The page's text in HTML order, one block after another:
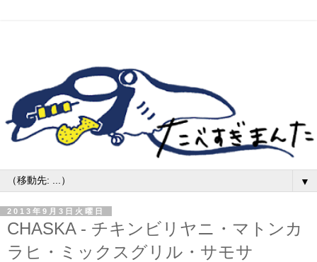
▼
2013年9月3日火曜日
CHASKA - チキンビリヤニ・マトンカ
ラヒ・ミックスグリル・サモサ